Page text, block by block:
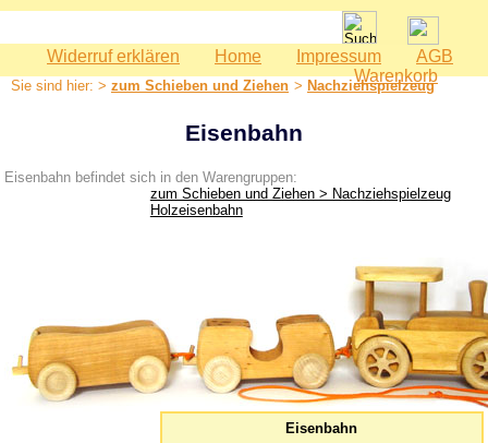
Widerruf erklären Home Impressum
AGB
Warenkorb
Sie sind hier: > zum Schieben und Ziehen > Nachziehspielzeug
Spielwaren
Babyspielzeug
Geburtstag
Kinderküche
Kinderzimmer - Accessoires
Kinderwerkzeuge
Eisenbahn
Eisenbahn befindet sich in den Warengruppen:
zum Schieben und Ziehen > Nachziehspielzeug
Holzeisenbahn
Eisenbahn